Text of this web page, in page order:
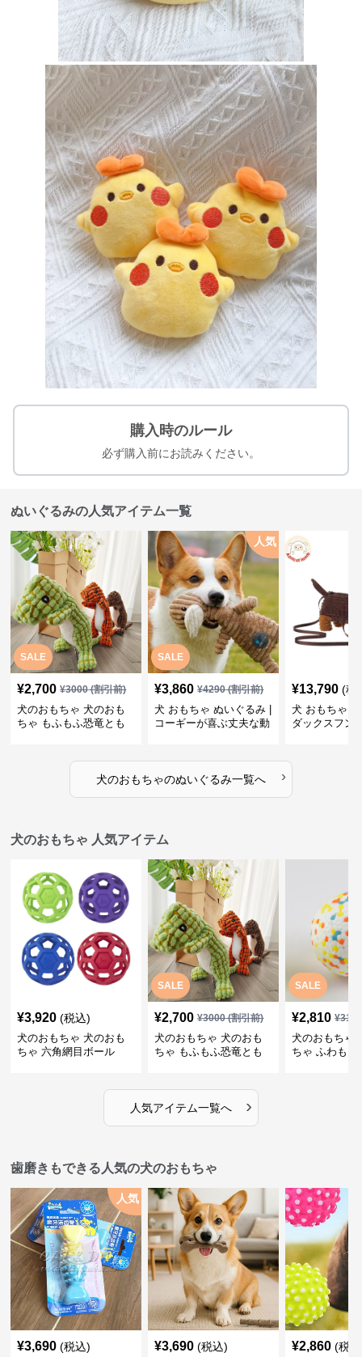
購入時のルール
必ず購入前にお読みください。
ぬいぐるみの人気アイテム一覧
SALE
¥2,700 ¥3000(割引前)
犬のおもちゃ 犬のおも
ちゃ もふもふ恐竜とも
SALE
人気
¥3,860 ¥4290(割引前)
犬 おもちゃ ぬいぐるみ |
コーギーが喜ぶ丈夫な動
¥13,790 (税
犬 おもちゃ
ダックスフン
犬のおもちゃのぬいぐるみ一覧へ ›
犬のおもちゃ 人気アイテム
¥3,920 (税込)
犬のおもちゃ 犬のおも
ちゃ 六角網目ボール
SALE
¥2,700 ¥3000(割引前)
犬のおもちゃ 犬のおも
ちゃ もふもふ恐竜とも
SALE
¥2,810 ¥
犬のおもちゃ
ちゃ ふわもこ
人気アイテム一覧へ ›
歯磨きもできる人気の犬のおもちゃ
人気
¥3,690 (税込) ¥3,690 (税込) ¥2,860 (税